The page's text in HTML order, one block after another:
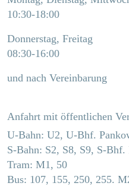
10:30-18:00
Donnerstag, Freitag
08:30-16:00
und nach Vereinbarung
Anfahrt mit öffentlichen
U-Bahn: U2, U-Bhf.
S-Bahn: S2, S8, S9, S-Bhf.
Tram: M1, 50
Bus: 107, 155, 250, 255.